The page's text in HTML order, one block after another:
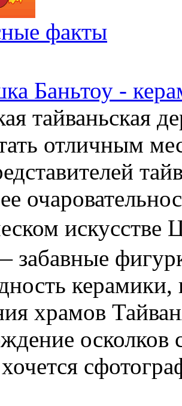
факты
Баньтоу -
тайваньская
отличным
забавные
храмов
осколков